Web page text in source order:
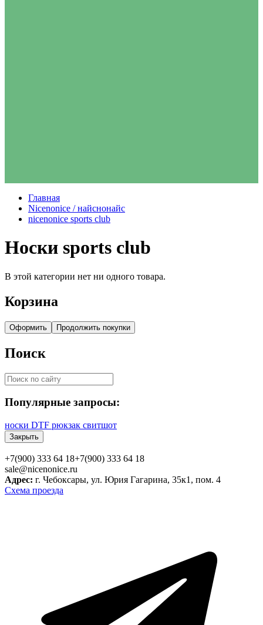
Главная
Nicenonice / найснонайс
nicenonice sports club
Носки sports club
В этой категории нет ни одного товара.
Корзина
Оформить Продолжить покупки
Поиск
Популярные запросы:
носки DTF рюкзак свитшот
Закрыть
+7(900) 333 64 18+7(900) 333 64 18
sale@nicenonice.ru
Адрес: г. Чебоксары, ул. Юрия Гагарина, 35к1, пом. 4
Схема проезда